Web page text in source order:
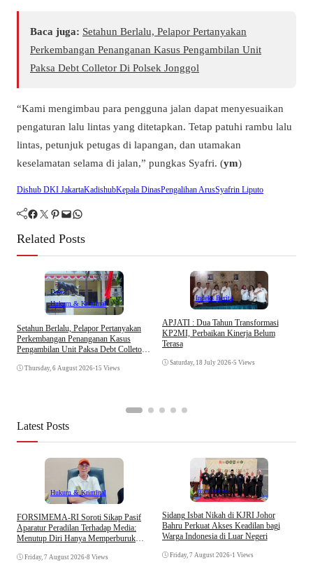
Baca juga: Setahun Berlalu, Pelapor Pertanyakan
Perkembangan Penanganan Kasus Pengambilan Unit
Paksa Debt Colletor Di Polsek Jonggol
“Kami mengimbau para pengguna jalan dapat menyesuaikan
pengaturan lalu lintas yang ditetapkan. Tetap patuhi rambu lalu
lintas, petunjuk petugas di lapangan, dan utamakan
keselamatan selama di jalan,” pungkas Syafri. (ym)
Dishub DKI JakartaKadishubKepala DinasPengalihan ArusSyafrin Liputo
Facebook Twitter Pinterest Mail WhatsApp
Related Posts
Daerah
Hukum & Kriminal
Setahun Berlalu, Pelapor Pertanyakan
Perkembangan Penanganan Kasus
Pengambilan Unit Paksa Debt Colletor
Thursday, 6 August 2026•15 Views
Indeks Berita
APJATI : Dua Tahun Transformasi
KP2MI, Perbaikan Kinerja Belum
Terasa
Saturday, 18 July 2026•5 Views
Latest Posts
Hukum & Kriminal
​FORSIMEMA-RI Soroti Sikap Pasif
Aparatur Peradilan Terhadap Media:
Menutup Diri Hanya Memperburuk
Friday, 7 August 2026•8 Views
Internasional
Sidang Isbat Nikah di KJRI Johor
Bahru Perkuat Akses Keadilan bagi
Warga Indonesia di Luar Negeri
Friday, 7 August 2026•1 Views